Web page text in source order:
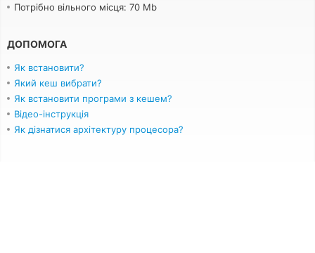
Потрібно вільного місця: 70 Mb
ДОПОМОГА
Як встановити?
Який кеш вибрати?
Як встановити програми з кешем?
Відео-інструкція
Як дізнатися архітектуру процесора?